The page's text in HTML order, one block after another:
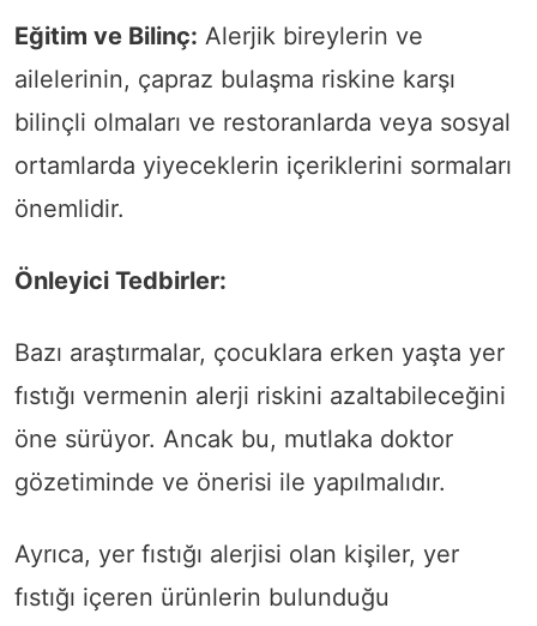
Eğitim ve Bilinç: Alerjik bireylerin ve
ailelerinin, çapraz bulaşma riskine karşı
bilinçli olmaları ve restoranlarda veya sosyal
ortamlarda yiyeceklerin içeriklerini sormaları
önemlidir.
Önleyici Tedbirler:
Bazı araştırmalar, çocuklara erken yaşta yer
fıstığı vermenin alerji riskini azaltabileceğini
öne sürüyor. Ancak bu, mutlaka doktor
gözetiminde ve önerisi ile yapılmalıdır.
Ayrıca, yer fıstığı alerjisi olan kişiler, yer
fıstığı içeren ürünlerin bulunduğu